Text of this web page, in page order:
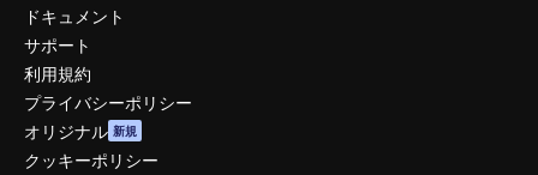
ドキュメント
サポート
利用規約
プライバシーポリシー
オリジナル 新規
クッキーポリシー